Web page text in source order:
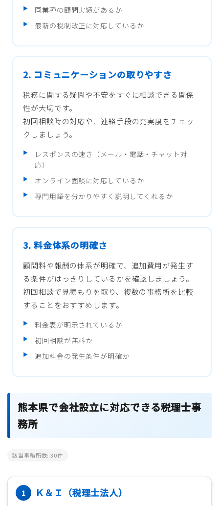
同業種の顧問実績があるか
最新の税制改正に対応しているか
2. コミュニケーションの取りやすさ
税務に関する疑問や不安をすぐに相談できる関係
性が大切です。
初回相談時の対応や、連絡手段の充実度をチェッ
クしましょう。
レスポンスの速さ（メール・電話・チャット対
応）
オンライン面談に対応しているか
専門用語を分かりやすく説明してくれるか
3. 料金体系の明確さ
顧問料や報酬の体系が明確で、追加費用が発生す
る条件がはっきりしているかを確認しましょう。
初回相談で見積もりを取り、複数の事務所を比較
することをおすすめします。
料金表が明示されているか
初回相談が無料か
追加料金の発生条件が明確か
熊本県で会社設立に対応できる税理士事
務所
該当事務所数:30件
Ｋ＆Ｉ（税理士法人）